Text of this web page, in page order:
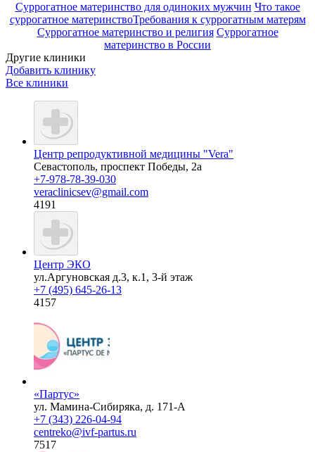
Суррогатное материнство для одиноких мужчин Что такое
суррогатное материнствоТребования к суррогатным матерям
Суррогатное материнство и религия Суррогатное
материнство в России
Другие клиники
Добавить клинику
Все клиники
Центр репродуктивной медицины "Vera"
Севастополь, проспект Победы, 2а
+7-978-78-39-030
veraclinicsev@gmail.com
4191
Центр ЭКО
ул.Аргуновская д.3, к.1, 3-й этаж
+7 (495) 645-26-13
4157
«Партус»
ул. Мамина-Сибиряка, д. 171-А
+7 (343) 226-04-94
centreko@ivf-partus.ru
7517